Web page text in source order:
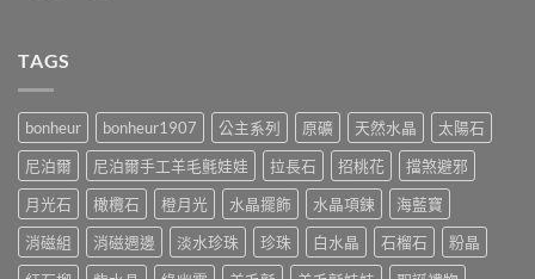
TAGS
bonheur bonheur1907 公主系列 原礦 天然水晶
太陽石
尼泊爾
尼泊爾手工羊毛氈娃娃 拉長石 招桃花
擋煞避邪
月光石
橄欖石 橙月光 水晶擺飾 水晶項鍊
海藍寶
消磁組
消磁週邊 淡水珍珠 珍珠 白水晶 石榴石
粉晶